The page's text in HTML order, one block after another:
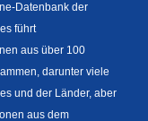
Datenbank der
führt
aus über 100
darunter viele
und der Länder, aber
aus dem